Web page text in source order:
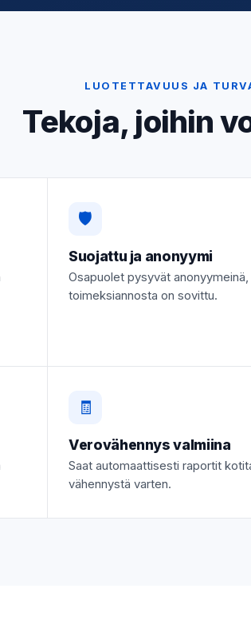
LUOTETTAVUUS JA
Tekoja, joihin
🛡️
Suojattu ja anonyymi
Osapuolet pysyvät anonyymeinä,
toimeksiannosta on sovittu.
🧾
Verovähennys valmiina
Saat automaattisesti raportit
vähennystä varten.